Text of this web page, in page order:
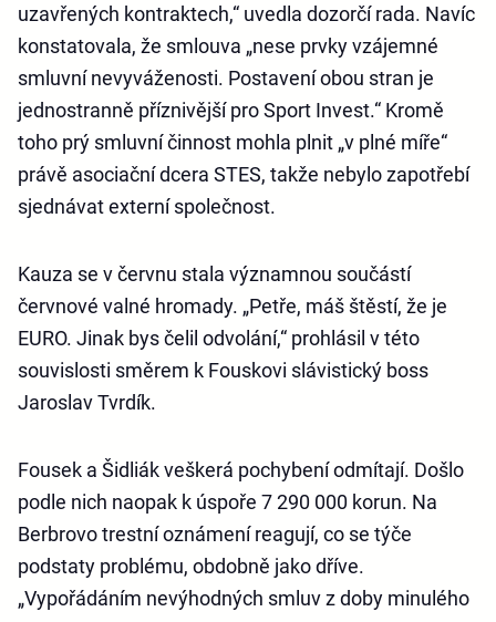
uzavřených kontraktech,“ uvedla dozorčí rada. Navíc
konstatovala, že smlouva „nese prvky vzájemné
smluvní nevyváženosti. Postavení obou stran je
jednostranně příznivější pro Sport Invest.“ Kromě
toho prý smluvní činnost mohla plnit „v plné míře“
právě asociační dcera STES, takže nebylo zapotřebí
sjednávat externí společnost.
Kauza se v červnu stala významnou součástí
červnové valné hromady. „Petře, máš štěstí, že je
EURO. Jinak bys čelil odvolání,“ prohlásil v této
souvislosti směrem k Fouskovi slávistický boss
Jaroslav Tvrdík.
Fousek a Šidliák veškerá pochybení odmítají. Došlo
podle nich naopak k úspoře 7 290 000 korun. Na
Berbrovo trestní oznámení reagují, co se týče
podstaty problému, obdobně jako dříve.
„Vypořádáním nevýhodných smluv z doby minulého